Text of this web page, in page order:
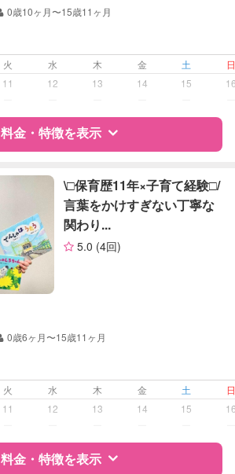
送迎サポート
病児、病後児、ともに不可
音楽レッスン
絵・工作レッスン
対応可能
0歳10ヶ月〜15歳11ヶ月
火 水 木 金 土
11 12 13 14 15
料金・特徴を表示
レビュー
自治体届出済ベビーシッター
子育て経験
対応可否は個別に相談
絵・工作レッスン
\□︎保育歴11年×子育て経験□︎/
言葉をかけすぎない丁寧な
関わり...
5.0 (4回)
0歳6ヶ月〜15歳11ヶ月
火 水 木 金 土
11 12 13 14 15
料金・特徴を表示